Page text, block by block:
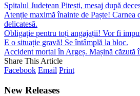
Spitalul Județean Pitești, mesaj după
Atenție maximă înainte de Paște! Carnea
delicatesă.
Obligație pentru toți angajații! Vor fi
E o situație gravă! Se întâmplă la bloc.
Accident mortal în Argeș. Mașină căzută
Share This Article
Facebook Email Print
New Releases